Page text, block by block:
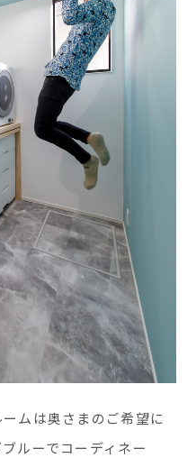
ムは奥さまのご希望に
ルーでコーディネー